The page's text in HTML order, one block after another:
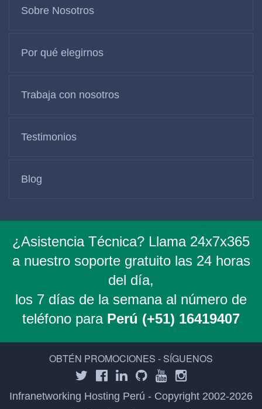
Sobre Nosotros
Por qué elegirnos
Trabaja con nosotros
Testimonios
Blog
¿Asistencia Técnica? Llama 24x7x365
a nuestro soporte gratuito las 24 horas
del día,
los 7 días de la semana al número de
teléfono para Perú (+51) 16419407
OBTÉN PROMOCIONES - SÍGUENOS
Infranetworking Hosting Perú - Copyright 2002-2026